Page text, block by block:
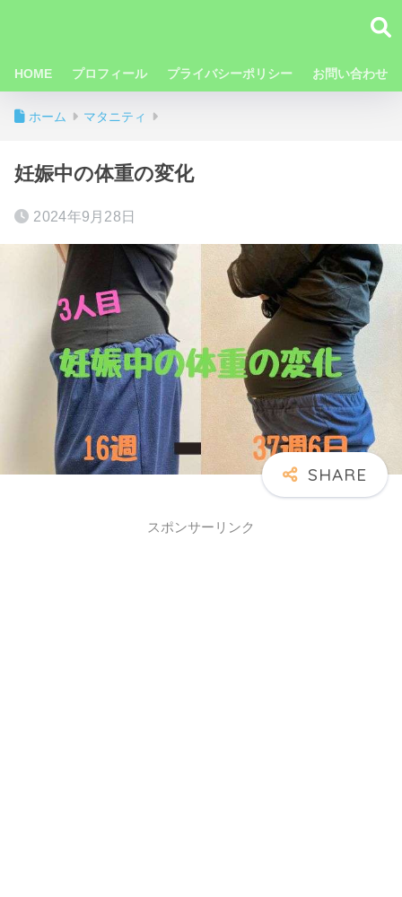
HOME プロフィール プライバシーポリシー お問い合わせ
ホーム マタニティ
妊娠中の体重の変化
2024年9月28日
スポンサーリンク